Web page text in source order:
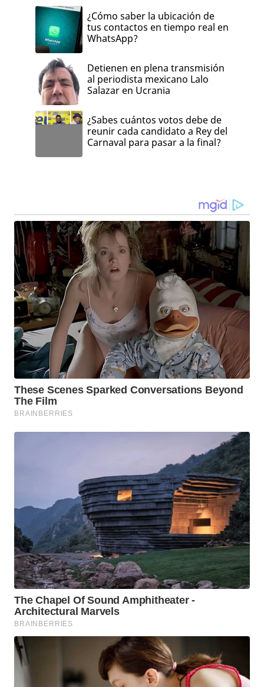
¿Cómo saber la ubicación de
tus contactos en tiempo real en
WhatsApp?
Detienen en plena transmisión
al periodista mexicano Lalo
Salazar en Ucrania
¿Sabes cuántos votos debe de
reunir cada candidato a Rey del
Carnaval para pasar a la final?